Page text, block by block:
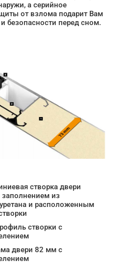
а серийное
от взлома подарит Вам
безопасности перед сном.
створка двери
из
и расположенным
створки с
двери 82 мм с